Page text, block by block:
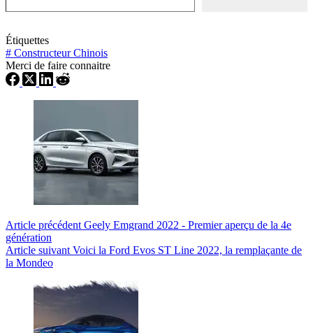
Étiquettes
# Constructeur Chinois
Merci de faire connaitre
Article précédent Geely Emgrand 2022 - Premier aperçu de la 4e
génération
Article suivant Voici la Ford Evos ST Line 2022, la remplaçante de
la Mondeo